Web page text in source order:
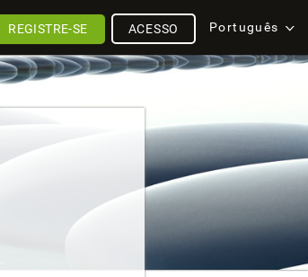
Português
ACESSO
REGISTRE-SE